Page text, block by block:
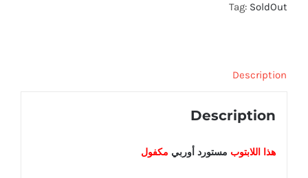
Tag: SoldOut
Description
Description
هذا اللابتوب مستورد أوربي مكفول